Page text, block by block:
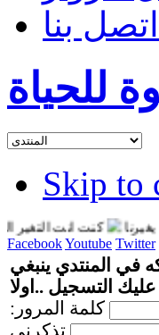
اتصل بنا
للحياة
Skip to
كنت انت التغير الذي
FacebookYoutube Twitter
في المنتدي ينبغي
عليك التسجيل ..اولا
كلمة المرور: